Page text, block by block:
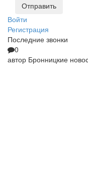
Войти
Регистрация
Последние звонки
0
автор Бронницкие